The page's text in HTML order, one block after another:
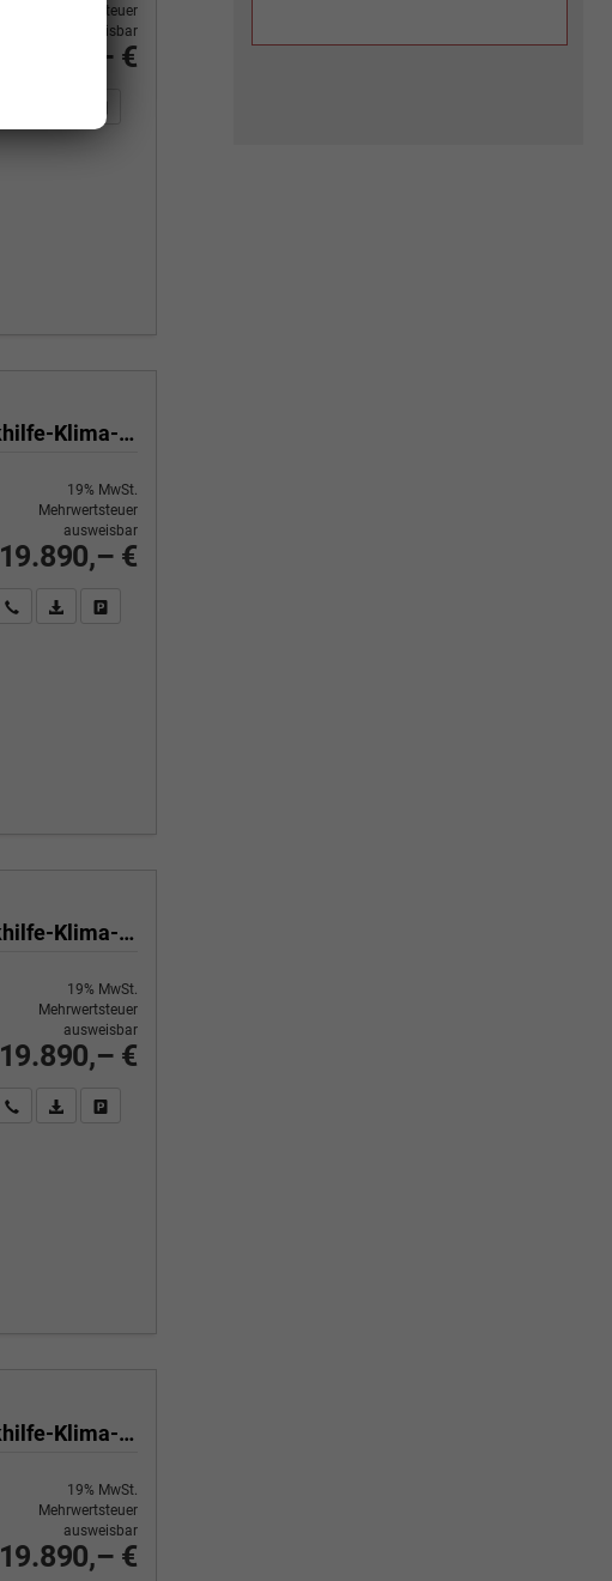
19.890,– €
Mehrwertsteuer
ausweisbar
Wir rufen Sie anPDF-Fahrzeugexposé drucken
Yes 1.0 80 PS Sitzheizung-App Connect Wireless-Einparkhilfe-Klima-Sofort
19.890,– €
19% MwSt.
Mehrwertsteuer
ausweisbar
Wir rufen Sie anPDF-Fahrzeugexposé drucken
Yes 1.0 80 PS Sitzheizung-App Connect Wireless-Einparkhilfe-Klima-Sofort
19.890,– €
19% MwSt.
Mehrwertsteuer
ausweisbar
Wir rufen Sie anPDF-Fahrzeugexposé drucken
Yes 1.0 80 PS Sitzheizung-App Connect Wireless-Einparkhilfe-Klima-Sofort
19.890,– €
19% MwSt.
Mehrwertsteuer
ausweisbar